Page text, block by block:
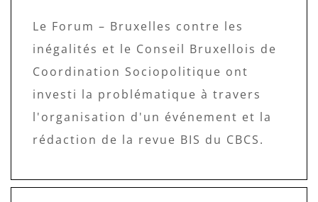
Le Forum – Bruxelles contre les
inégalités et le Conseil Bruxellois de
Coordination Sociopolitique ont
investi la problématique à travers
l'organisation d'un événement et la
rédaction de la revue BIS du CBCS.